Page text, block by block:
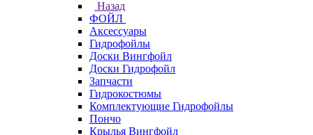
Назад
ФОЙЛ
Аксессуары
Гидрофойлы
Доски Вингфойл
Доски Гидрофойл
Запчасти
Гидрокостюмы
Комплектующие Гидрофойлы
Пончо
Крылья Вингфойл